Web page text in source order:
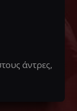
άντρες,